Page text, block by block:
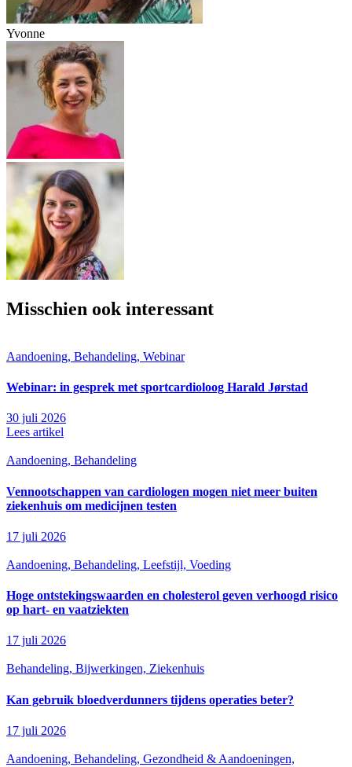
Yvonne
Misschien ook interessant
Aandoening, Behandeling, Webinar
Webinar: in gesprek met sportcardioloog Harald Jørstad
30 juli 2026
Lees artikel
Aandoening, Behandeling
Vennootschappen van cardiologen mogen niet meer buiten
ziekenhuis om medicijnen testen
17 juli 2026
Aandoening, Behandeling, Leefstijl, Voeding
Hoge ontstekingswaarden en cholesterol geven verhoogd risico
op hart- en vaatziekten
17 juli 2026
Behandeling, Bijwerkingen, Ziekenhuis
Kan gebruik bloedverdunners tijdens operaties beter?
17 juli 2026
Aandoening, Behandeling, Gezondheid & Aandoeningen,